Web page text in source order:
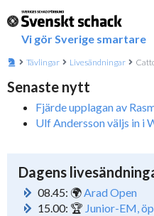
Vi gör Sverige smartare
Tävlingar Livesändningar
Senaste nytt
Fjärde upplagan av
Ulf Andersson väljs in i
Dagens
08.45: 🌍Arad Open
15.00: 🏆 Junior-EM,